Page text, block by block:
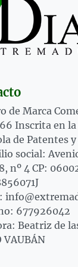
de Marca
Inscrita en
de Patentes
social:
nº 4 CP:
677926042
Beatriz de
VAUBÁN